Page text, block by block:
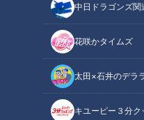
中日ドラゴンズ関
花咲かタイムズ
太田×石井のデラ
キユーピー３分ク